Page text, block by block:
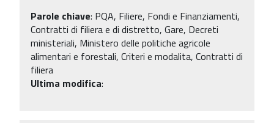
Parole chiave: PQA, Filiere, Fondi e Finanziamenti,
Contratti di filiera e di distretto, Gare, Decreti
ministeriali, Ministero delle politiche agricole
alimentari e forestali, Criteri e modalita, Contratti di
filiera
Ultima modifica: